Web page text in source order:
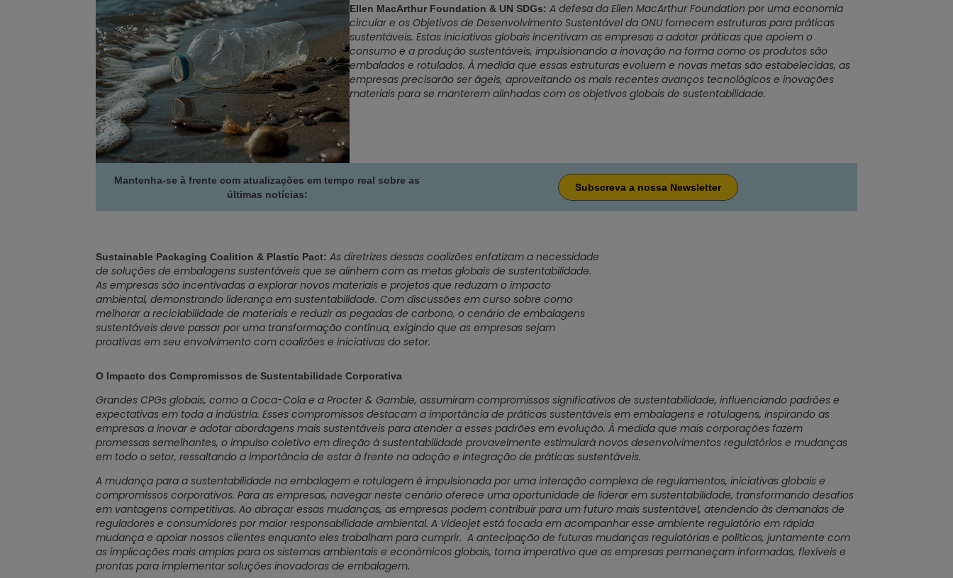
Ellen MacArthur Foundation & UN SDGs: A defesa da Ellen MacArthur Foundation por uma economia
circular e os Objetivos de Desenvolvimento Sustentável da ONU fornecem estruturas para práticas
sustentáveis. Estas iniciativas globais incentivam as empresas a adotar práticas que apoiem o
consumo e a produção sustentáveis, impulsionando a inovação na forma como os produtos são
embalados e rotulados. À medida que essas estruturas evoluem e novas metas são estabelecidas, as
empresas precisarão ser ágeis, aproveitando os mais recentes avanços tecnológicos e inovações
materiais para se manterem alinhadas com os objetivos globais de sustentabilidade.
Mantenha-se à frente com atualizações em tempo real sobre as
últimas notícias:
Subscreva a nossa Newsletter
Sustainable Packaging Coalition & Plastic Pact: As diretrizes dessas coalizões enfatizam a necessidade
de soluções de embalagens sustentáveis que se alinhem com as metas globais de sustentabilidade.
As empresas são incentivadas a explorar novos materiais e projetos que reduzam o impacto
ambiental, demonstrando liderança em sustentabilidade. Com discussões em curso sobre como
melhorar a reciclabilidade de materiais e reduzir as pegadas de carbono, o cenário de embalagens
sustentáveis deve passar por uma transformação contínua, exigindo que as empresas sejam
proativas em seu envolvimento com coalizões e iniciativas do setor.
O Impacto dos Compromissos de Sustentabilidade Corporativa
Grandes CPGs globais, como a Coca-Cola e a Procter & Gamble, assumiram compromissos significativos de sustentabilidade, influenciando padrões e
expectativas em toda a indústria. Esses compromissos destacam a importância de práticas sustentáveis em embalagens e rotulagens, inspirando as
empresas a inovar e adotar abordagens mais sustentáveis para atender a esses padrões em evolução. À medida que mais corporações fazem
promessas semelhantes, o impulso coletivo em direção à sustentabilidade provavelmente estimulará novos desenvolvimentos regulatórios e mudanças
em todo o setor, ressaltando a importância de estar à frente na adoção e integração de práticas sustentáveis.
A mudança para a sustentabilidade na embalagem e rotulagem é impulsionada por uma interação complexa de regulamentos, iniciativas globais e
compromissos corporativos. Para as empresas, navegar neste cenário oferece uma oportunidade de liderar em sustentabilidade, transformando desafios
em vantagens competitivas. Ao abraçar essas mudanças, as empresas podem contribuir para um futuro mais sustentável, atendendo às demandas de
reguladores e consumidores por maior responsabilidade ambiental. A Videojet está focada em acompanhar esse ambiente regulatório em rápida
mudança e apoiar nossos clientes enquanto eles trabalham para cumprir. A antecipação de futuras mudanças regulatórias e políticas, juntamente com
as implicações mais amplas para os sistemas ambientais e econômicos globais, torna imperativo que as empresas permaneçam informadas, flexíveis e
prontas para implementar soluções inovadoras de embalagem.